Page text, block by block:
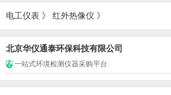
电工仪表 》 红外热像仪 》
北京华仪通泰环保科技有限公司
一站式环境检测仪器采购平台